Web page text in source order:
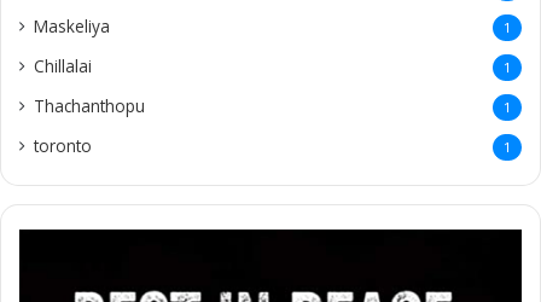
Maskeliya 1
Chillalai 1
Thachanthopu 1
toronto 1